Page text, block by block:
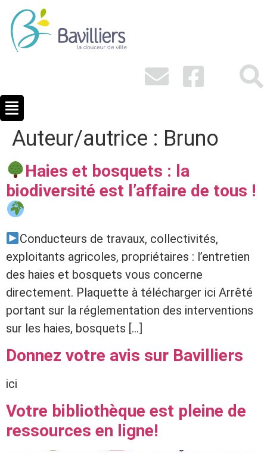
Auteur/autrice : Bruno
Haies et bosquets : la
biodiversité est l’affaire de tous !
Conducteurs de travaux, collectivités,
exploitants agricoles, propriétaires : l’entretien
des haies et bosquets vous concerne
directement. Plaquette à télécharger ici Arrêté
portant sur la réglementation des interventions
sur les haies, bosquets […]
Donnez votre avis sur Bavilliers
ici
Votre bibliothèque est pleine de
ressources en ligne!